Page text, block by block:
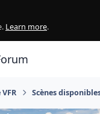
Learn more.
Scènes